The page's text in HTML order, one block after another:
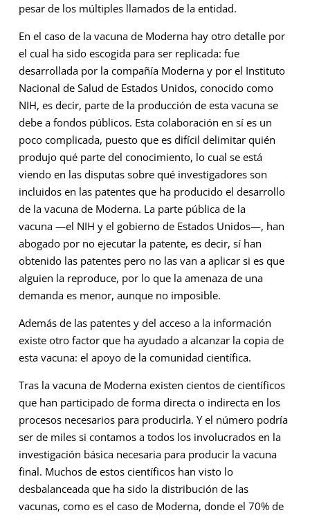
pesar de los múltiples llamados de la entidad.
En el caso de la vacuna de Moderna hay otro detalle por
el cual ha sido escogida para ser replicada: fue
desarrollada por la compañía Moderna y por el Instituto
Nacional de Salud de Estados Unidos, conocido como
NIH, es decir, parte de la producción de esta vacuna se
debe a fondos públicos. Esta colaboración en sí es un
poco complicada, puesto que es difícil delimitar quién
produjo qué parte del conocimiento, lo cual se está
viendo en las disputas sobre qué investigadores son
incluidos en las patentes que ha producido el desarrollo
de la vacuna de Moderna. La parte pública de la
vacuna —el NIH y el gobierno de Estados Unidos—, han
abogado por no ejecutar la patente, es decir, sí han
obtenido las patentes pero no las van a aplicar si es que
alguien la reproduce, por lo que la amenaza de una
demanda es menor, aunque no imposible.
Además de las patentes y del acceso a la información
existe otro factor que ha ayudado a alcanzar la copia de
esta vacuna: el apoyo de la comunidad científica.
Tras la vacuna de Moderna existen cientos de científicos
que han participado de forma directa o indirecta en los
procesos necesarios para producirla. Y el número podría
ser de miles si contamos a todos los involucrados en la
investigación básica necesaria para producir la vacuna
final. Muchos de estos científicos han visto lo
desbalanceada que ha sido la distribución de las
vacunas, como es el caso de Moderna, donde el 70% de